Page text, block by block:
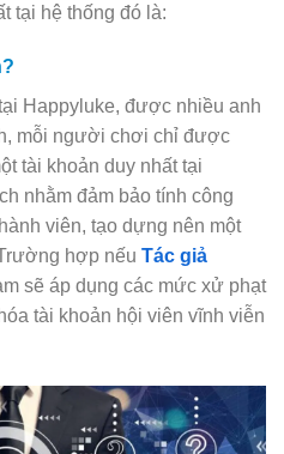
tại hệ thống đó là:
Happyluke, được nhiều anh
mỗi người chơi chỉ được
tài khoản duy nhất tại
nhằm đảm bảo tính công
viên, tạo dựng nên một
hợp nếu Tác giả
sẽ áp dụng các mức xử phạt
tài khoản hội viên vĩnh viễn